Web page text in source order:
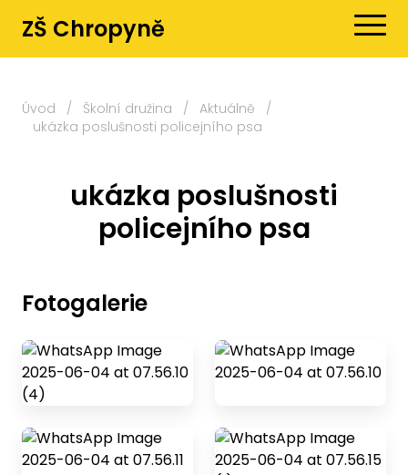
ZŠ Chropyně
Úvod / Školní družina / Aktuálně
/
ukázka poslušnosti policejního psa
ukázka poslušnosti
policejního psa
Fotogalerie